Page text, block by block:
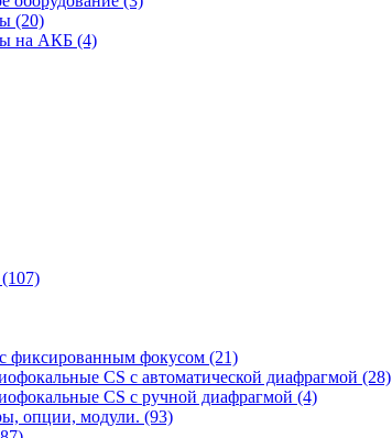
(20)
на АКБ (4)
(107)
фиксированным фокусом (21)
CS c автоматической диафрагмой (28)
CS c ручной диафрагмой (4)
опции, модули. (93)